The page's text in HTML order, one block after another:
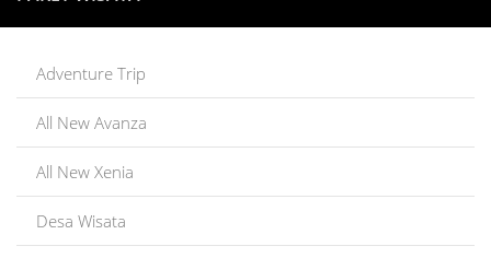
Adventure Trip
All New Avanza
All New Xenia
Desa Wisata